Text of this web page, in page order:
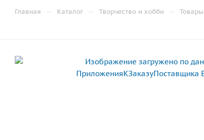
Главная — Каталог — Творчество и хобби —